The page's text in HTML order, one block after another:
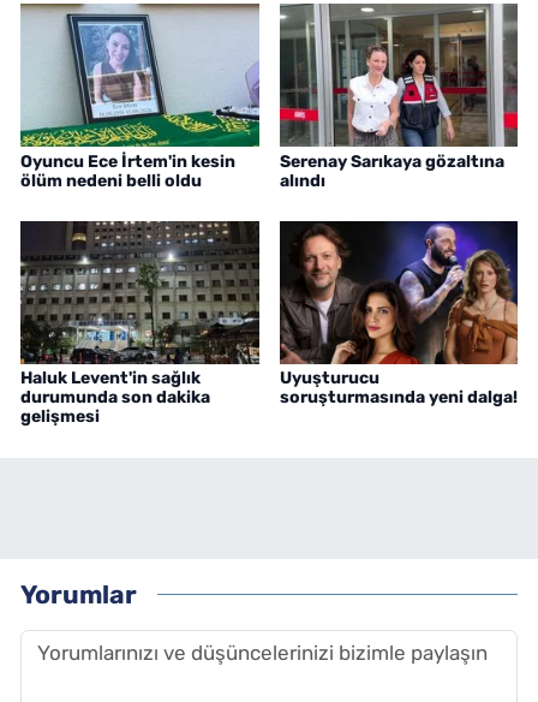
Oyuncu Ece İrtem'in kesin
ölüm nedeni belli oldu
Serenay Sarıkaya gözaltına
alındı
Haluk Levent'in sağlık
durumunda son dakika
gelişmesi
Uyuşturucu
soruşturmasında yeni dalga!
Yorumlar